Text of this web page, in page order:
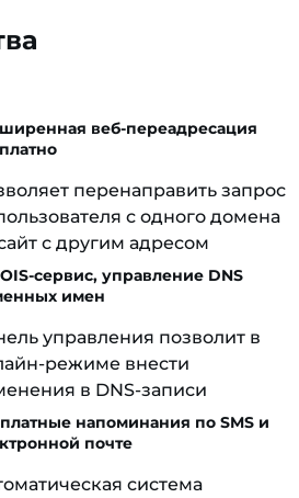
веб-переадресация
перенаправить запрос
с одного домена
с другим адресом
сервис, управление DNS
имен
управления позволит в
режиме внести
в DNS-записи
напоминания по SMS и
почте
система